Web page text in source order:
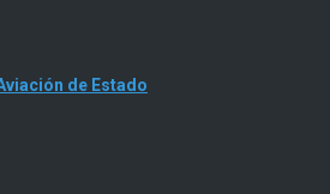
de Estado